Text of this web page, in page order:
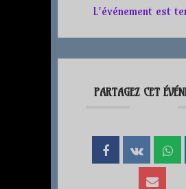
L'événement est
PARTAGEZ CET